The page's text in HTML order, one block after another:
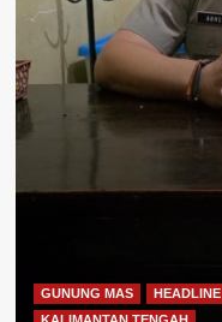
GUNUNG MAS HEADLINE